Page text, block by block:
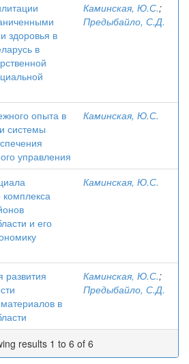
здоровья в
в
Каминская, Ю.С.;
Предыбайло, С.Д.
опыта в
системы
управления
Каминская, Ю.С.
комплекса
и его
Каминская, Ю.С.
развития
в
Каминская, Ю.С.;
Предыбайло, С.Д.
results 1 to 6 of 6